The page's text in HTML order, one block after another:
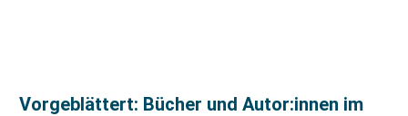
Vorgeblättert: Bücher und Autor:innen im